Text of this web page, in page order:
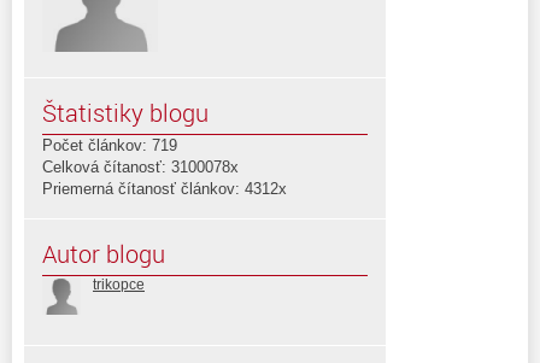
Štatistiky blogu
Počet článkov: 719
Celková čítanosť: 3100078x
Priemerná čítanosť článkov: 4312x
Autor blogu
trikopce